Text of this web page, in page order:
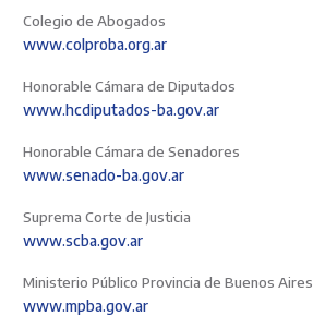
Colegio de Abogados
www.colproba.org.ar
Honorable Cámara de Diputados
www.hcdiputados-ba.gov.ar
Honorable Cámara de Senadores
www.senado-ba.gov.ar
Suprema Corte de Justicia
www.scba.gov.ar
Ministerio Público Provincia de Buenos Aires
www.mpba.gov.ar